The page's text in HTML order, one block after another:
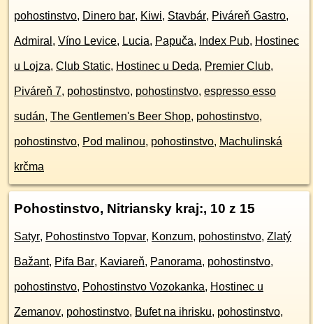
pohostinstvo, Dinero bar, Kiwi, Stavbár, Piváreň Gastro,
Admiral , Víno Levice, Lucia, Papuča, Index Pub, Hostinec
u Lojza, Club Static, Hostinec u Deda, Premier Club,
Piváreň 7, pohostinstvo, pohostinstvo, espresso esso
sudán, The Gentlemen's Beer Shop, pohostinstvo,
pohostinstvo, Pod malinou, pohostinstvo, Machulinská
krčma
Pohostinstvo, Nitriansky kraj:, 10 z 15
Satyr, Pohostinstvo Topvar, Konzum, pohostinstvo, Zlatý
Bažant, Pifa Bar, Kaviareň, Panorama, pohostinstvo,
pohostinstvo, Pohostinstvo Vozokanka, Hostinec u
Zemanov, pohostinstvo, Bufet na ihrisku, pohostinstvo,